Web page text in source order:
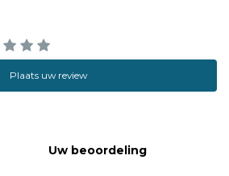
Plaats uw review
Uw beoordeling